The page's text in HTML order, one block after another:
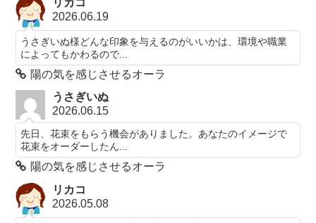
2026.06.19
うさぎいぬ様どんな印象を与えるのがいいかは、環境や職業
によってもかわるので...
陽の気を感じさせるオーラ
うさぎいぬ
2026.06.15
先日、花束をもらう機会がありました。あなたのイメージで
花束をオーダーしたん...
陽の気を感じさせるオーラ
リカコ
2026.05.08